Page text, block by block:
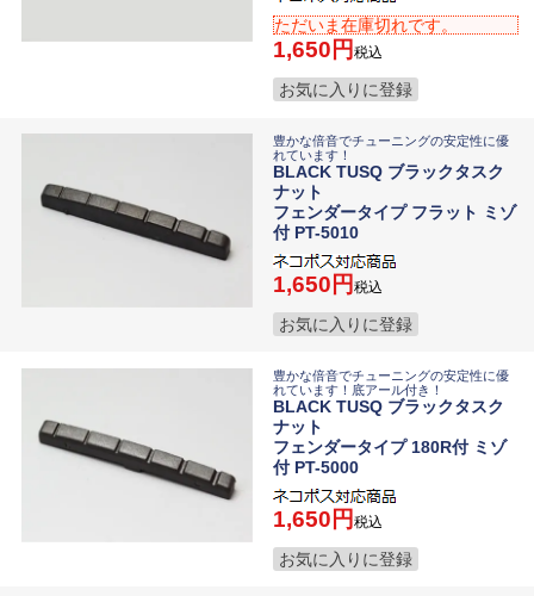
ただいま在庫切れです。
1,650 税込
お気に入りに登録
豊かな倍音でチューニングの安定性に優
れています！
BLACK TUSQ ブラックタスク
ナット
フェンダータイプ フラット ミゾ
付 PT-5010
1,650 税込
お気に入りに登録
豊かな倍音でチューニングの安定性に優
れています！底アール付き！
BLACK TUSQ ブラックタスク
ナット
フェンダータイプ 180R付 ミゾ
付 PT-5000
1,650 税込
お気に入りに登録